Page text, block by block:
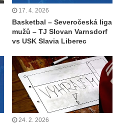
17. 4. 2026
Basketbal – Severočeská liga
mužů – TJ Slovan Varnsdorf
vs USK Slavia Liberec
24. 2. 2026